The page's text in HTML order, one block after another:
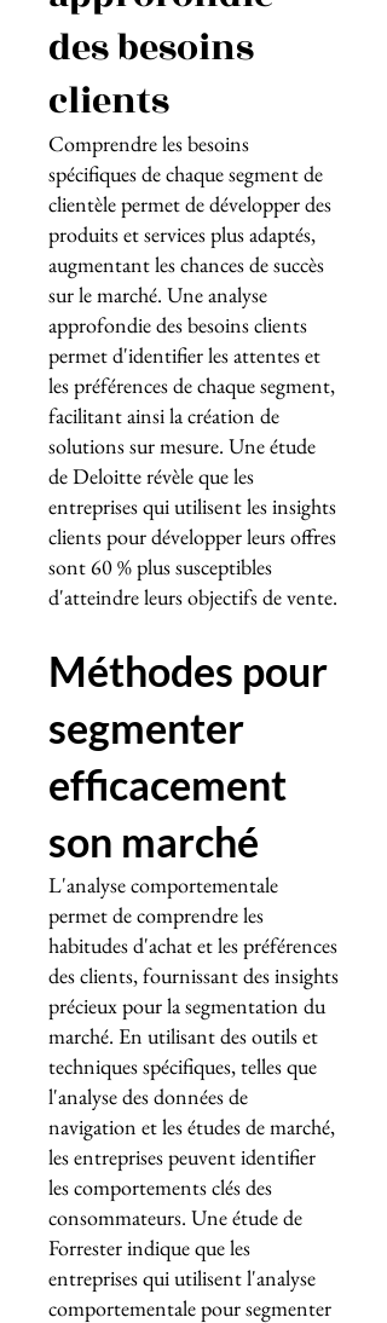
des besoins
clients
Comprendre les besoins
spécifiques de chaque segment de
clientèle permet de développer des
produits et services plus adaptés,
augmentant les chances de succès
sur le marché. Une analyse
approfondie des besoins clients
permet d'identifier les attentes et
les préférences de chaque segment,
facilitant ainsi la création de
solutions sur mesure. Une étude
de Deloitte révèle que les
entreprises qui utilisent les insights
clients pour développer leurs offres
sont 60 % plus susceptibles
d'atteindre leurs objectifs de vente.
Méthodes pour
segmenter
efficacement
son marché
L'analyse comportementale
permet de comprendre les
habitudes d'achat et les préférences
des clients, fournissant des insights
précieux pour la segmentation du
marché. En utilisant des outils et
techniques spécifiques, telles que
l'analyse des données de
navigation et les études de marché,
les entreprises peuvent identifier
les comportements clés des
consommateurs. Une étude de
Forrester indique que les
entreprises qui utilisent l'analyse
comportementale pour segmenter